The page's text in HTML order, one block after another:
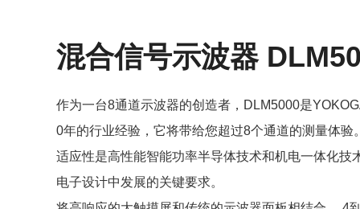
混合信号示波器
作为一台8通道示波器的创造者，DLM5000是
0年的行业经验，它将带给您超过8个通道的测量体验
适应性是高性能智能功率半导体技术和机电一体化技
电子设计中发展的关键要求。